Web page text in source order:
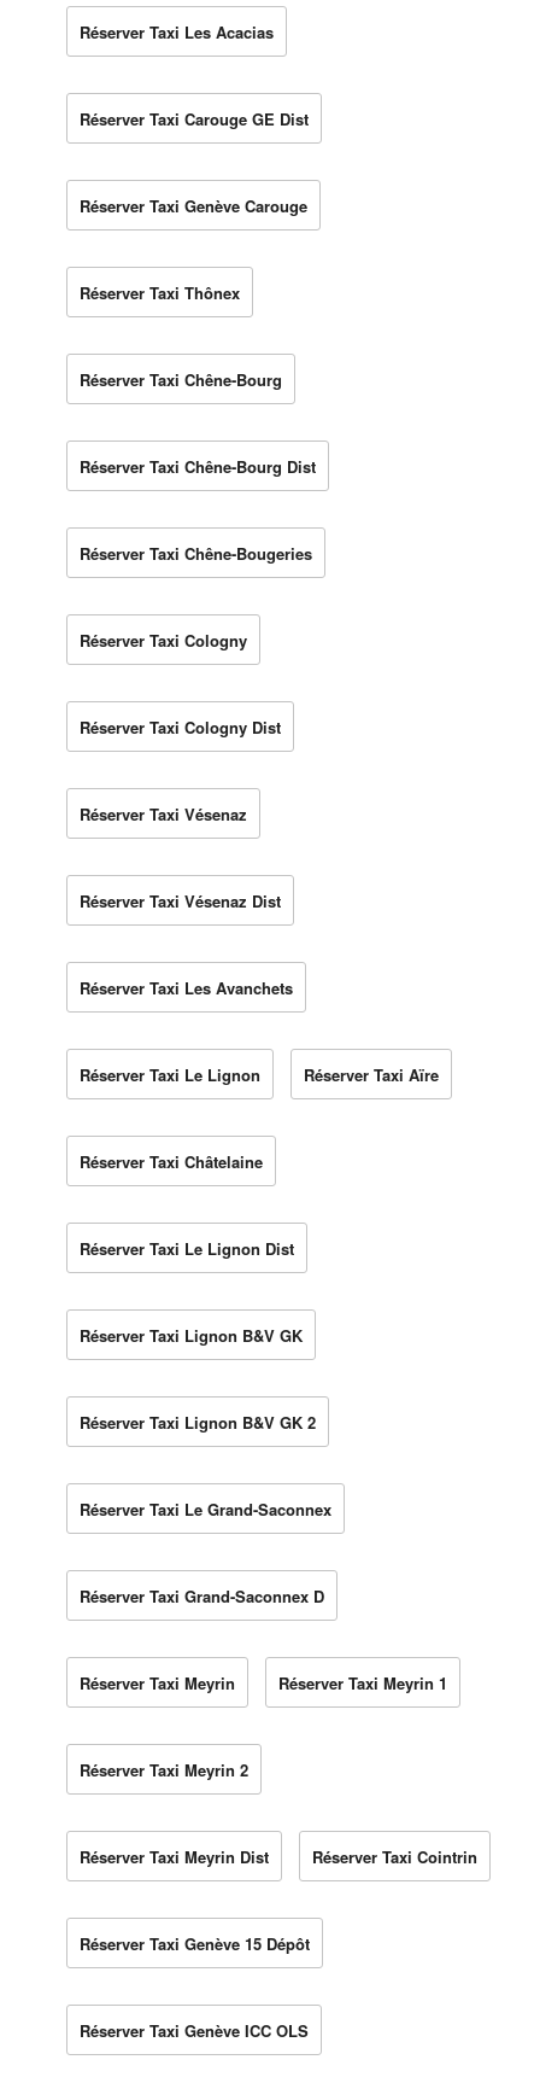
Réserver Taxi Les Acacias
Réserver Taxi Carouge GE Dist
Réserver Taxi Genève Carouge
Réserver Taxi Thônex
Réserver Taxi Chêne-Bourg
Réserver Taxi Chêne-Bourg Dist
Réserver Taxi Chêne-Bougeries
Réserver Taxi Cologny
Réserver Taxi Cologny Dist
Réserver Taxi Vésenaz
Réserver Taxi Vésenaz Dist
Réserver Taxi Les Avanchets
Réserver Taxi Le Lignon Réserver Taxi Aïre
Réserver Taxi Châtelaine
Réserver Taxi Le Lignon Dist
Réserver Taxi Lignon B&V GK
Réserver Taxi Lignon B&V GK 2
Réserver Taxi Le Grand-Saconnex
Réserver Taxi Grand-Saconnex D
Réserver Taxi Meyrin Réserver Taxi Meyrin 1
Réserver Taxi Meyrin 2
Réserver Taxi Meyrin Dist Réserver Taxi Cointrin
Réserver Taxi Genève 15 Dépôt
Réserver Taxi Genève ICC OLS